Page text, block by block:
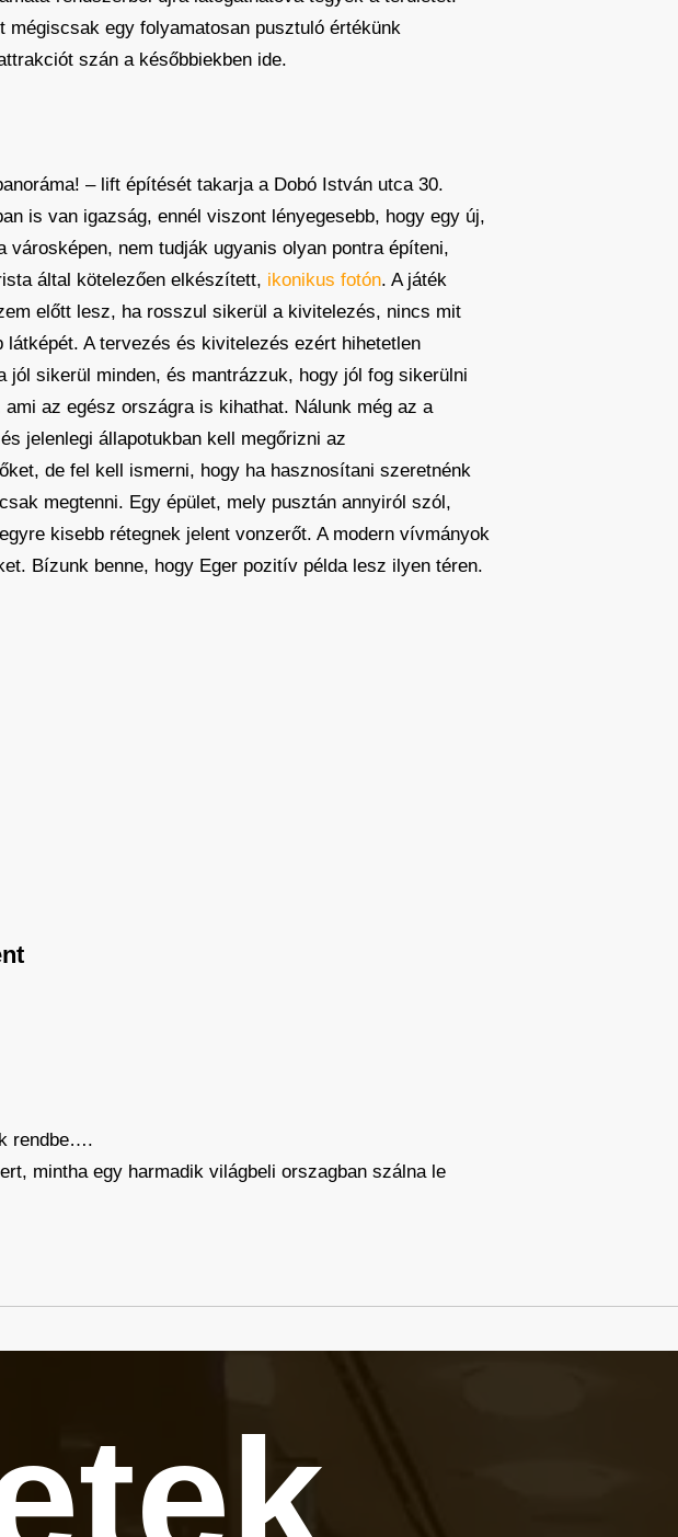
egy folyamatosan pusztuló értékünk
szán a későbbiekben ide.
– lift építését takarja a Dobó István utca 30.
is van igazság, ennél viszont lényegesebb, hogy egy új,
nem tudják ugyanis olyan pontra építeni,
által kötelezően elkészített, ikonikus fotón. A játék
előtt lesz, ha rosszul sikerül a kivitelezés, nincs mit
A tervezés és kivitelezés ezért hihetetlen
sikerül minden, és mantrázzuk, hogy jól fog sikerülni
az egész országra is kihathat. Nálunk még az a
jelenlegi állapotukban kell megőrizni az
de fel kell ismerni, hogy ha hasznosítani szeretnénk
megtenni. Egy épület, mely pusztán annyiról szól,
kisebb rétegnek jelent vonzerőt. A modern vívmányok
Bízunk benne, hogy Eger pozitív példa lesz ilyen téren.
rendbe….
mintha egy harmadik világbeli orszagban szálna le